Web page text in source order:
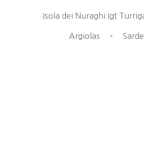
Isola dei Nuraghi Igt
Argiolas –